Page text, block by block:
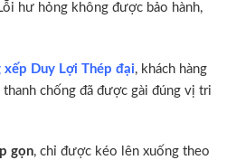
hư hỏng không được bảo hành,
xếp Duy Lợi Thép đại, khách hàng
thanh chống đã được gài đúng vị tri
gọn, chỉ được kéo lên xuống theo